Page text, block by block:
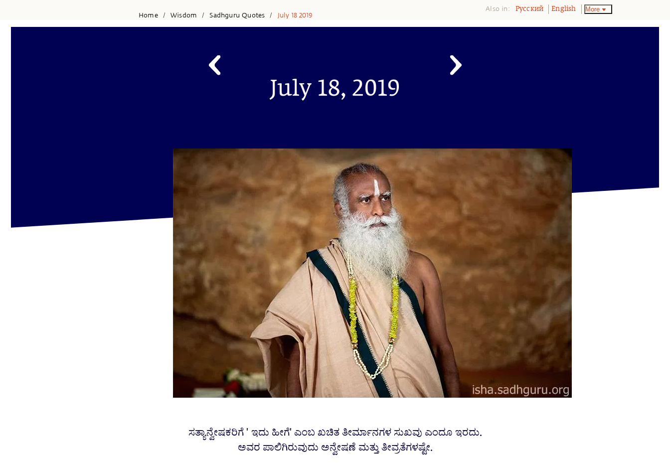
Home / Wisdom / Sadhguru Quotes / July 18 2019
Also in: Pусский English More
July 18, 2019
ಸತ್ಯಾನ್ವೇಷಕರಿಗೆ 'ಇದು ಹೀಗೆ' ಎಂಬ ಖಚಿತ ತೀರ್ಮಾನಗಳ ಸುಖವು ಎಂದೂ ಇರದು.
ಅವರ ಪಾಲಿಗಿರುವುದು ಅನ್ವೇಷಣೆ ಮತ್ತು ತೀವ್ರತೆಗಳಷ್ಟೇ.